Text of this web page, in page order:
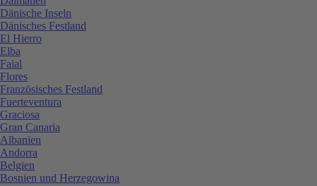
Dänische Inseln
Dänisches Festland
El Hierro
Elba
Faial
Flores
Französisches Festland
Fuerteventura
Graciosa
Gran Canaria
Albanien
Andorra
Belgien
Bosnien und Herzegowina